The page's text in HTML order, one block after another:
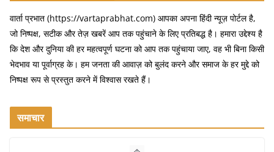
वार्ता प्रभात (https://vartaprabhat.com) आपका अपना हिंदी न्यूज़ पोर्टल है,
जो निष्पक्ष, सटीक और तेज़ खबरें आप तक पहुंचाने के लिए प्रतिबद्ध है। हमारा उद्देश्य है
कि देश और दुनिया की हर महत्वपूर्ण घटना को आप तक पहुंचाया जाए, वह भी बिना किसी
भेदभाव या पूर्वाग्रह के। हम जनता की आवाज़ को बुलंद करने और समाज के हर मुद्दे को
निष्पक्ष रूप से प्रस्तुत करने में विश्वास रखते हैं।
समाचार